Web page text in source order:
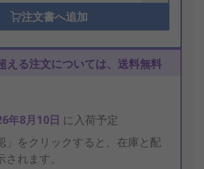
注文書へ追加
える注文については、送料無料
年8月10日 に入荷予定
」をクリックすると、在庫と配
れます。